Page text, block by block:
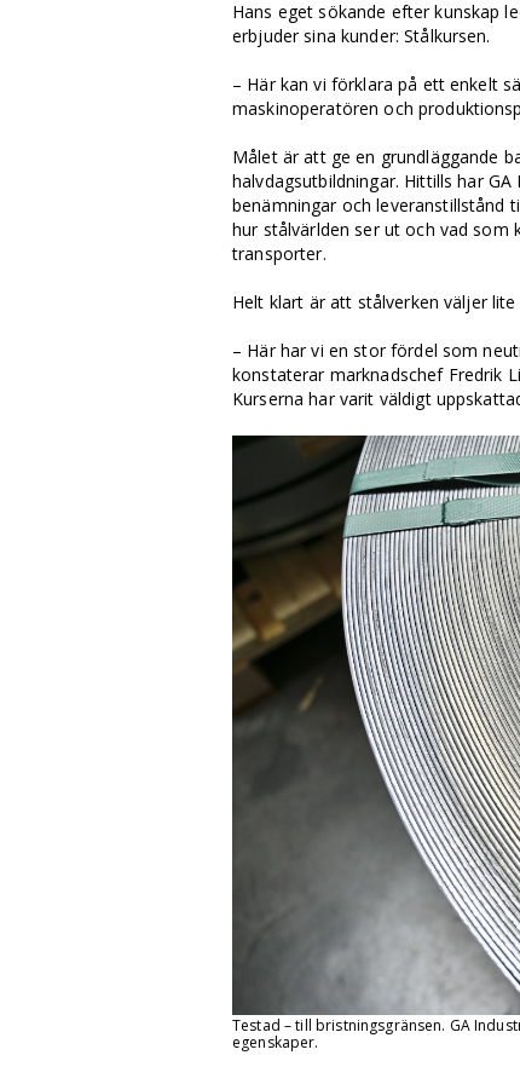
Hans eget sökande efter kunskap
erbjuder sina kunder: Stålkursen.
– Här kan vi förklara på ett enkelt
maskinoperatören och
Målet är att ge en grundläggande
halvdagsutbildningar. Hittills har
benämningar och leveranstillstånd
hur stålvärlden ser ut och vad
transporter.
Helt klart är att stålverken väljer
– Här har vi en stor fördel som
konstaterar marknadschef Fredrik
Kurserna har varit väldigt
Testad – till bristningsgränsen. GA
egenskaper.